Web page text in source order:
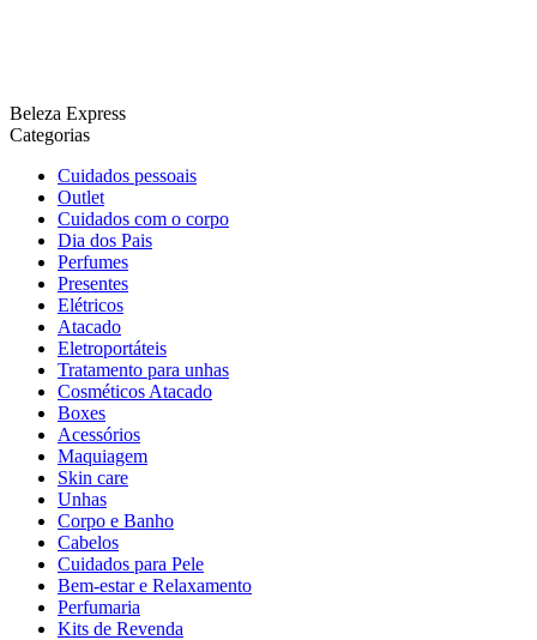
Beleza Express
Categorias
Cuidados pessoais
Outlet
Cuidados com o corpo
Dia dos Pais
Perfumes
Presentes
Elétricos
Atacado
Eletroportáteis
Tratamento para unhas
Cosméticos Atacado
Boxes
Acessórios
Maquiagem
Skin care
Unhas
Corpo e Banho
Cabelos
Cuidados para Pele
Bem-estar e Relaxamento
Perfumaria
Kits de Revenda